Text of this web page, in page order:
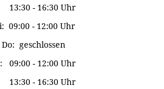
- 16:30 Uhr
09:00 - 12:00 Uhr
Do: geschlossen
09:00 - 12:00 Uhr
- 16:30 Uhr